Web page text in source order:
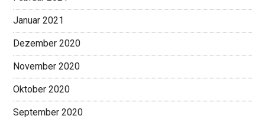
Januar 2021
Dezember 2020
November 2020
Oktober 2020
September 2020